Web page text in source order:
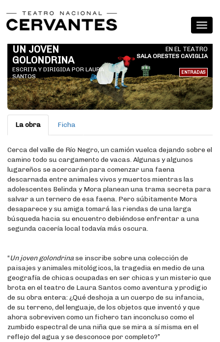
UN JOVEN
GOLONDRINA
ESCRITA Y DIRIGIDA POR LAURA
SANTOS
EN EL TEATRO
SALA ORESTES CAVIGLIA
ENTRADAS
La obra Ficha
Cerca del valle de Río Negro, un camión vuelca dejando sobre el
camino todo su cargamento de vacas. Algunas y algunos
lugareños se acercarán para comenzar una faena
descarnada entre animales vivos y muertos mientras las
adolescentes Belinda y Mora planean una trama secreta para
salvar a un ternero de esa faena. Pero súbitamente Mora
desaparece y su amiga tomará las riendas de una larga
búsqueda hacia su encuentro debiéndose enfrentar a una
segunda cacería local todavía más oscura.
“Un joven golondrinase inscribe sobre una colección de
paisajes y animales mitológicos, la tragedia en medio de una
geografía de chicas ocupadas en ser chicas y un misterio que
brota en el teatro de Laura Santos como aventura y prodigio
de su obra entera: ¿Qué deshoja a un cuerpo de su infancia,
de su terreno, del lenguaje, de los objetos que inventó y que
ahora sobreviven como un fichero tan inconcluso como el
zumbido espectral de una niña que se mira a sí misma en el
reflejo del agua y se desconoce por completo?”